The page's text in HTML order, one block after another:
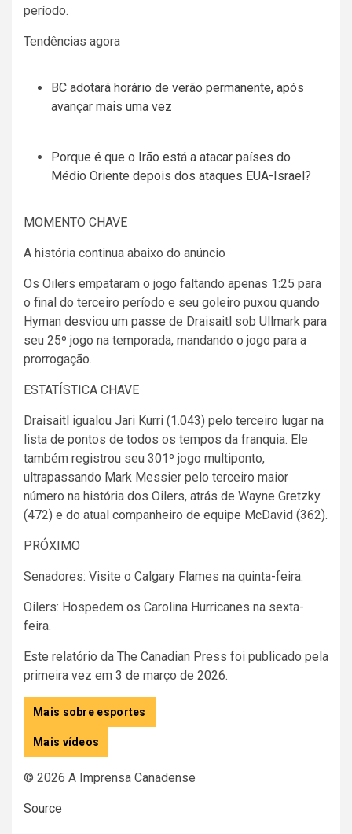
período.
Tendências agora
BC adotará horário de verão permanente, após
avançar mais uma vez
Porque é que o Irão está a atacar países do
Médio Oriente depois dos ataques EUA-Israel?
MOMENTO CHAVE
A história continua abaixo do anúncio
Os Oilers empataram o jogo faltando apenas 1:25 para
o final do terceiro período e seu goleiro puxou quando
Hyman desviou um passe de Draisaitl sob Ullmark para
seu 25º jogo na temporada, mandando o jogo para a
prorrogação.
ESTATÍSTICA CHAVE
Draisaitl igualou Jari Kurri (1.043) pelo terceiro lugar na
lista de pontos de todos os tempos da franquia. Ele
também registrou seu 301º jogo multiponto,
ultrapassando Mark Messier pelo terceiro maior
número na história dos Oilers, atrás de Wayne Gretzky
(472) e do atual companheiro de equipe McDavid (362).
PRÓXIMO
Senadores: Visite o Calgary Flames na quinta-feira.
Oilers: Hospedem os Carolina Hurricanes na sexta-
feira.
Este relatório da The Canadian Press foi publicado pela
primeira vez em 3 de março de 2026.
Mais sobre esportes
Mais vídeos
© 2026 A Imprensa Canadense
Source